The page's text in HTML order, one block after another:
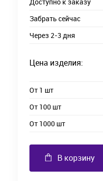
Забрать сейчас
Через 2-3 дня
Цена изделия:
От 1 шт
От 100 шт
От 1000 шт
В корзину